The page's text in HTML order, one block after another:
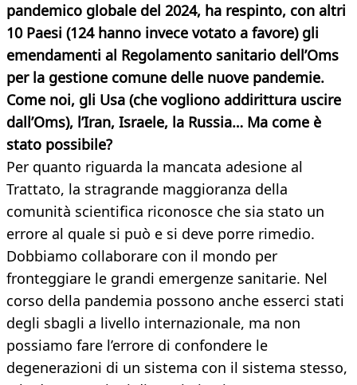
pandemico globale del 2024, ha respinto, con altri
10 Paesi (124 hanno invece votato a favore) gli
emendamenti al Regolamento sanitario dell’Oms
per la gestione comune delle nuove pandemie.
Come noi, gli Usa (che vogliono addirittura uscire
dall’Oms), l’Iran, Israele, la Russia… Ma come è
stato possibile?
Per quanto riguarda la mancata adesione al
Trattato, la stragrande maggioranza della
comunità scientifica riconosce che sia stato un
errore al quale si può e si deve porre rimedio.
Dobbiamo collaborare con il mondo per
fronteggiare le grandi emergenze sanitarie. Nel
corso della pandemia possono anche esserci stati
degli sbagli a livello internazionale, ma non
possiamo fare l’errore di confondere le
degenerazioni di un sistema con il sistema stesso,